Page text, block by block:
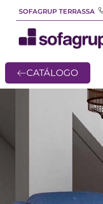
SOFAGRUP TERRASSA
CATÁLOGO